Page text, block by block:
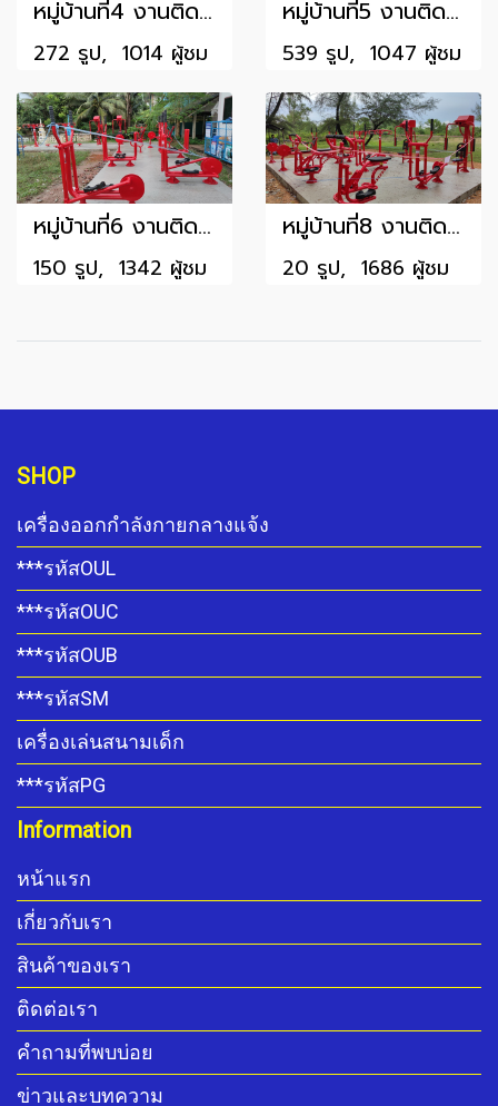
หมู่บ้านที่4 งานติดตั้งอำเภอสทิงพระ วัดศรีไชย หมู่2 ต.คูขุด
272 รูป, 1014 ผู้ชม
หมู่บ้านที่5 งานติดตั้งอำเภอสทิงพระ บ้านดอนคันเหนือ หมู่7 ต.คูขุด อ.สทิงพระ
539 รูป, 1047 ผู้ชม
หมู่บ้านที่6 งานติดตั้งอำเภอสิงหคร ที่ดินสาธารณประโยชน์หน้าวัดเขาน้อย หมู่7 ต.หัวเขา
150 รูป, 1342 ผู้ชม
หมู่บ้านที่8 งานติดตั้งอำเภอสิงหคร บริเวณที่ดินสาธารณประโยชน์สวนสน หมู่8 ต.ม่วงงาม
20 รูป, 1686 ผู้ชม
SHOP
เครื่องออกกำลังกายกลางแจ้ง
***รหัสOUL
***รหัสOUC
***รหัสOUB
***รหัสSM
เครื่องเล่นสนามเด็ก
***รหัสPG
Information
หน้าแรก
เกี่ยวกับเรา
สินค้าของเรา
ติดต่อเรา
คำถามที่พบบ่อย
ข่าวและบทความ